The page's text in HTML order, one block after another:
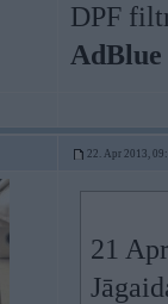
DPF
22. Apr 2013,
21